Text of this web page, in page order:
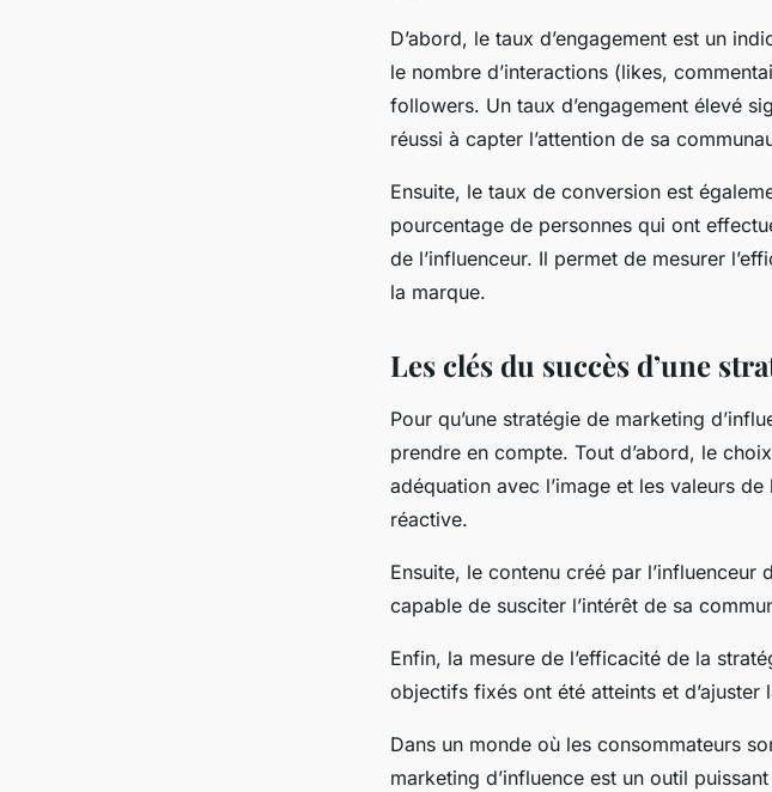
D’abord, le taux d’engagement est un
le nombre d’interactions (likes,
followers. Un taux d’engagement élevé
réussi à capter l’attention de sa
Ensuite, le taux de conversion est
pourcentage de personnes qui ont
de l’influenceur. Il permet de mesurer
la marque.
Les clés du succès d’une
Pour qu’une stratégie de marketing
prendre en compte. Tout d’abord, le
adéquation avec l’image et les valeurs
réactive.
Ensuite, le contenu créé par
capable de susciter l’intérêt de sa
Enfin, la mesure de l’efficacité de la
objectifs fixés ont été atteints et d’ajuster
Dans un monde où les consommateurs
marketing d’influence est un outil